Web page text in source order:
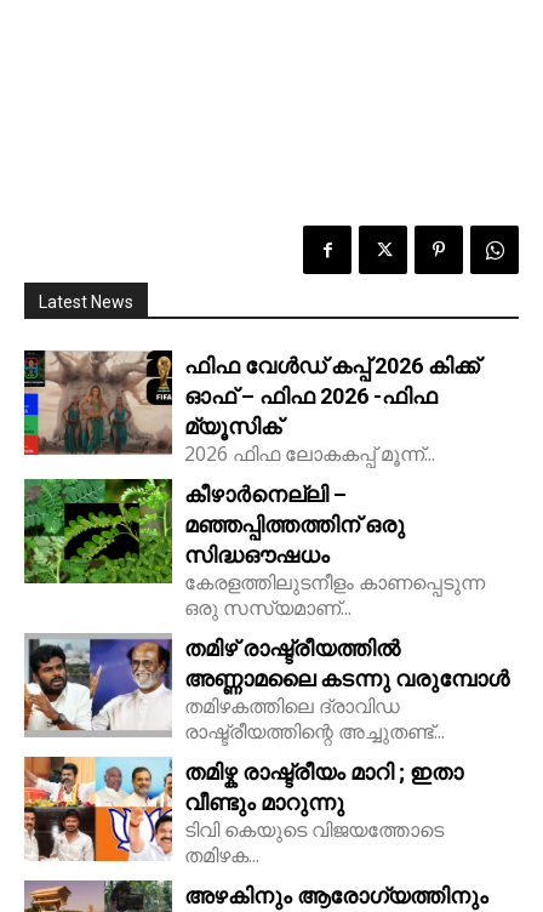
Latest News
ഫിഫ വേൾഡ് കപ്പ് 2026 കിക്ക്‌
ഓഫ് – ഫിഫ 2026 -ഫിഫ
മ്യൂസിക്
2026 ഫിഫ ലോകകപ്പ് മൂന്ന്...
കീഴാർനെല്ലി –
മഞ്ഞപ്പിത്തത്തിന് ഒരു
സിദ്ധഔഷധം
കേരളത്തിലുടനീളം കാണപ്പെടുന്ന
ഒരു സസ്യമാണ്...
തമിഴ് രാഷ്ട്രീയത്തിൽ
അണ്ണാമലൈ കടന്നു വരുമ്പോൾ
തമിഴകത്തിലെ ദ്രാവിഡ
രാഷ്ട്രീയത്തിന്റെ അച്ചുതണ്ട്...
തമിഴ്ക രാഷ്ട്രീയം മാറി ; ഇതാ
വീണ്ടും മാറുന്നു
ടിവി കെയുടെ വിജയത്തോടെ
തമിഴക...
അഴകിനും ആരോഗ്യത്തിനും